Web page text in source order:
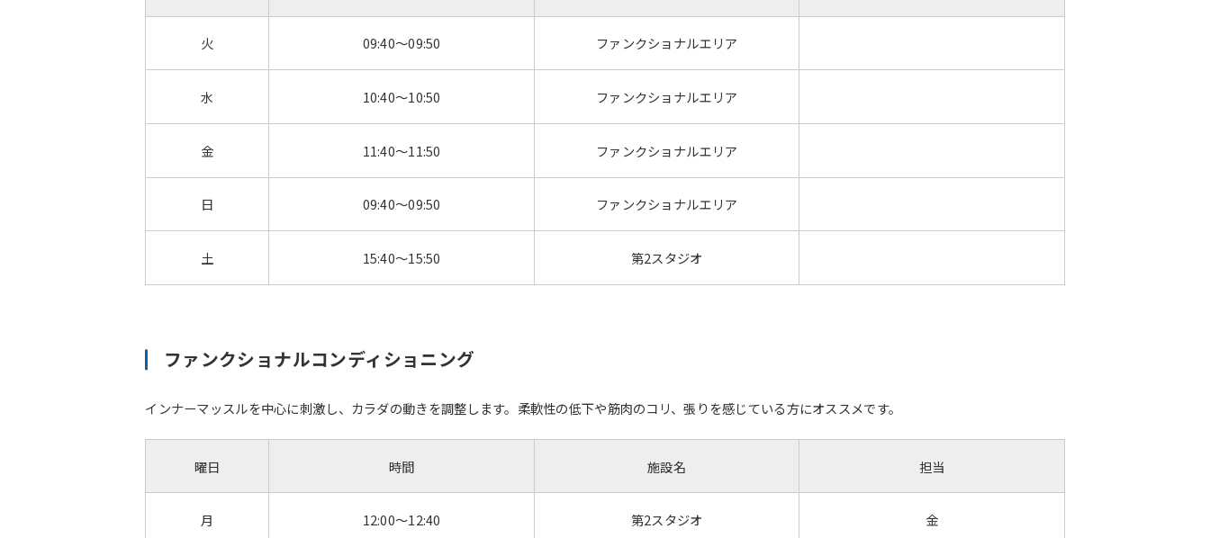
火 09:40～09:50 ファンクショナルエリア
水 10:40～10:50 ファンクショナルエリア
金 11:40～11:50 ファンクショナルエリア
日 09:40～09:50 ファンクショナルエリア
土 15:40～15:50 第2スタジオ
ファンクショナルコンディショニング
インナーマッスルを中心に刺激し、カラダの動きを調整します。柔軟性の低下や筋肉のコリ、張りを感じている方にオススメです。
曜日
月
時間
12:00～12:40
施設名
第2スタジオ
担当
金
For foreigners
Central Sports official website is
English. Click the link below (start
automatic translation) to return to
The translation may differ from the